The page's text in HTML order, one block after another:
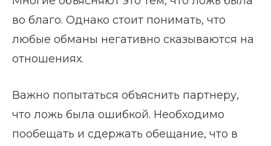
во благо. Однако стоит понимать, что
любые обманы негативно сказываются на
отношениях.
Важно попытаться объяснить партнеру,
что ложь была ошибкой. Необходимо
пообещать и сдержать обещание, что в